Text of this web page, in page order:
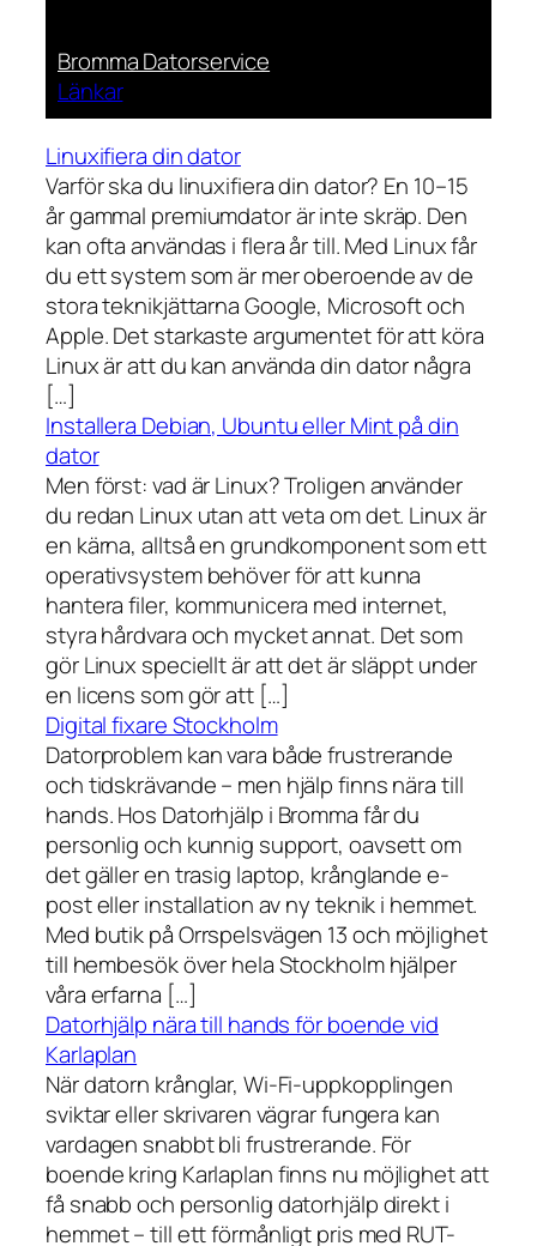
Bromma Datorservice
Länkar
Linuxifiera din dator
Varför ska du linuxifiera din dator? En 10–15
år gammal premiumdator är inte skräp. Den
kan ofta användas i flera år till. Med Linux får
du ett system som är mer oberoende av de
stora teknikjättarna Google, Microsoft och
Apple. Det starkaste argumentet för att köra
Linux är att du kan använda din dator några
[…]
Installera Debian, Ubuntu eller Mint på din
dator
Men först: vad är Linux? Troligen använder
du redan Linux utan att veta om det. Linux är
en kärna, alltså en grundkomponent som ett
operativsystem behöver för att kunna
hantera filer, kommunicera med internet,
styra hårdvara och mycket annat. Det som
gör Linux speciellt är att det är släppt under
en licens som gör att […]
Digital fixare Stockholm
Datorproblem kan vara både frustrerande
och tidskrävande – men hjälp finns nära till
hands. Hos Datorhjälp i Bromma får du
personlig och kunnig support, oavsett om
det gäller en trasig laptop, krånglande e-
post eller installation av ny teknik i hemmet.
Med butik på Orrspelsvägen 13 och möjlighet
till hembesök över hela Stockholm hjälper
våra erfarna […]
Datorhjälp nära till hands för boende vid
Karlaplan
När datorn krånglar, Wi-Fi-uppkopplingen
sviktar eller skrivaren vägrar fungera kan
vardagen snabbt bli frustrerande. För
boende kring Karlaplan finns nu möjlighet att
få snabb och personlig datorhjälp direkt i
hemmet – till ett förmånligt pris med RUT-